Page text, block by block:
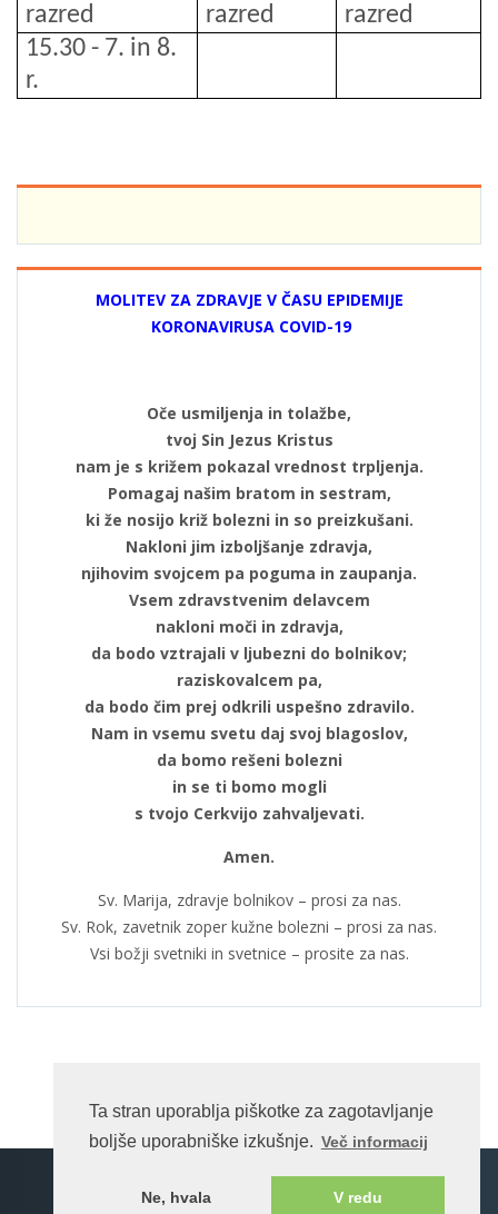
Ta stran uporablja piškotke za zagotavljanje
boljše uporabniške izkušnje. Več informacij
Ne, hvala V redu
razred
razred
razred
15.30 - 7. in 8.
r.
MOLITEV ZA ZDRAVJE V ČASU EPIDEMIJE
KORONAVIRUSA COVID-19
Oče usmiljenja in tolažbe,
tvoj Sin Jezus Kristus
nam je s križem pokazal vrednost trpljenja.
Pomagaj našim bratom in sestram,
ki že nosijo križ bolezni in so preizkušani.
Nakloni jim izboljšanje zdravja,
njihovim svojcem pa poguma in zaupanja.
Vsem zdravstvenim delavcem
nakloni moči in zdravja,
da bodo vztrajali v ljubezni do bolnikov;
raziskovalcem pa,
da bodo čim prej odkrili uspešno zdravilo.
Nam in vsemu svetu daj svoj blagoslov,
da bomo rešeni bolezni
in se ti bomo mogli
s tvojo Cerkvijo zahvaljevati.
Amen.
Sv. Marija, zdravje bolnikov – prosi za nas.
Sv. Rok, zavetnik zoper kužne bolezni – prosi za nas.
Vsi božji svetniki in svetnice – prosite za nas.